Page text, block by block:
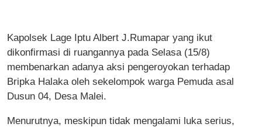
Kapolsek Lage Iptu Albert J.Rumapar yang ikut
dikonfirmasi di ruangannya pada Selasa (15/8)
membenarkan adanya aksi pengeroyokan terhadap
Bripka Halaka oleh sekelompok warga Pemuda asal
Dusun 04, Desa Malei.
Menurutnya, meskipun tidak mengalami luka serius,